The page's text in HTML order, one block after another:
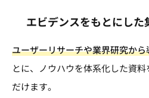
エビデンスをもとにし
ユーザーリサーチや業界研究か
とに、ノウハウを体系化した資
だけます。